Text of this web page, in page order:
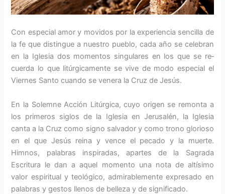
Con especial amor y mo­vidos por la experiencia sencilla de
la fe que dis­tingue a nuestro pueblo, cada año se celebran
en la Iglesia dos mo­mentos singulares en los que se re­
cuerda lo que litúrgicamente se vive de modo especial el
Viernes Santo cuando se venera la Cruz de Jesús.
En la Solemne Acción Litúrgica, cuyo origen se remonta a
los prime­ros siglos de la Iglesia en Jerusalén, la Iglesia
canta a la Cruz como signo salvador y como trono glorioso
en el que Jesús reina y vence el pecado y la muerte.
Himnos, palabras inspira­das, apartes de la Sagrada
Escritura le dan a aquel momento una nota de altísimo
valor espiritual y teológico, admirablemente expresado en
pala­bras y gestos llenos de belleza y de significado.